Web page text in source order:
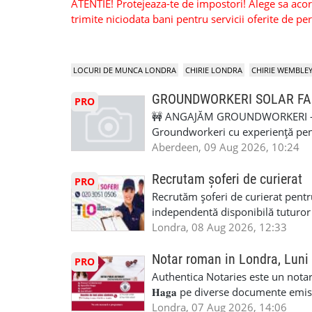
ATENTIE! Protejeaza-te de impostori! Alege sa
trimite niciodata bani pentru servicii oferite de
LOCURI DE MUNCA LONDRA CHIRIE LONDRA CHIRIE WEMBLEY
PRO GROUNDWORKERI SOLAR
🚧 ANGAJĂM
Groundworkeri cu experiență
Aberdeen, Scoția. 📍 Locație:
🏠 Cazare asigurată 🚐
🍽️ Pauză de masă: 30 minute –
Briefing – aproximativ 15–30
și ticket-urile deținute.
Experiența anterioară pe Solar
CPCS/NPORS pentru: • 360
utilaje relevante Căutăm
regulile de Health & Safety și pot
Aberdeen, 09 Aug 2026, 10:24
PRO Recrutam șoferi de curierat
Recrutăm șoferi de curierat
independentă disponibilă
experiența, deoarece se va
GBP-170,00 GBP/zi + TVA
performanță de 10 GBP + 1,8
Kilometraj folosit in interes de
perioada anului Bonus pentru
Londra, 08 Aug 2026, 12:33
PRO Notar roman in Londra, Luni
Authentica Notaries este un
𝐇𝐚𝐠𝐚 pe diverse documente
căsătorie) ♦ 𝐩𝐫𝐨𝐜𝐮𝐫𝐢 ♦
Londra, 07 Aug 2026, 14:06